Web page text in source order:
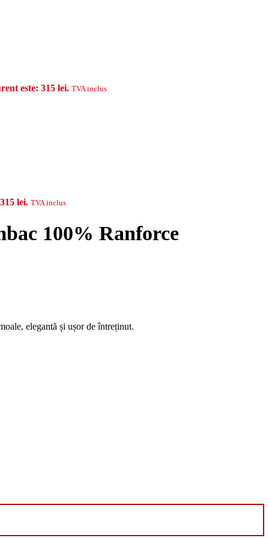
este: 315 lei. TVA inclus
lei. TVA inclus
100% Ranforce
elegantă și ușor de întreținut.